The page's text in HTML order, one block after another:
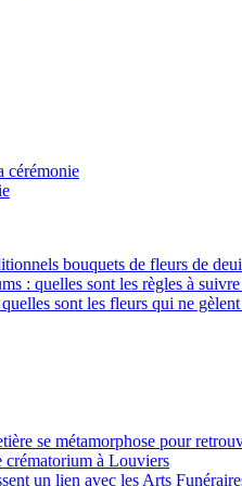
cérémonie
bouquets de fleurs de
: quelles sont les règles à
sont les fleurs qui ne gèlent
se métamorphose pour
crématorium à Louviers
un lien avec les Arts